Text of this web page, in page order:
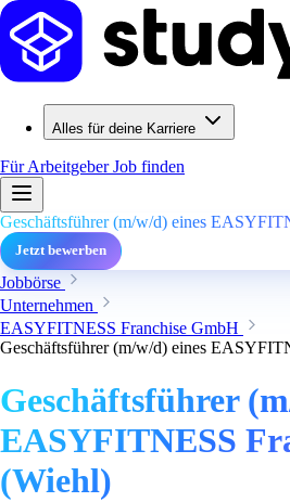
Alles für deine Karriere
Für ArbeitgeberJob finden
Geschäftsführer (m/w/d) eines
Jetzt bewerben
Jobbörse
Unternehmen
EASYFITNESS Franchise GmbH
Geschäftsführer (m/w/d) eines
Geschäftsführer
EASYFITNESS
(Wiehl)